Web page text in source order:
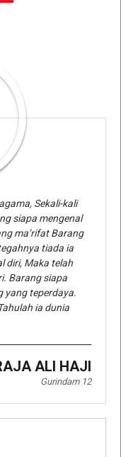
Sekali-kali
siapa mengenal
ma’rifat Barang
tiada ia
diri, Maka telah
Barang siapa
yang teperdaya.
ia dunia
ALI HAJI
Gurindam 12